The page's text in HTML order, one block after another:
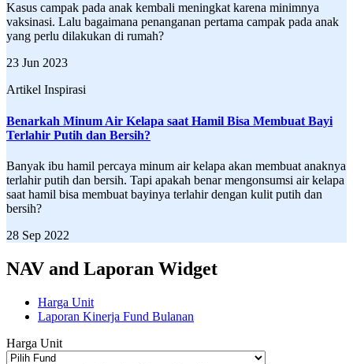
Kasus campak pada anak kembali meningkat karena minimnya
vaksinasi. Lalu bagaimana penanganan pertama campak pada anak
yang perlu dilakukan di rumah?
23 Jun 2023
Artikel Inspirasi
Benarkah Minum Air Kelapa saat Hamil Bisa Membuat Bayi
Terlahir Putih dan Bersih?
Banyak ibu hamil percaya minum air kelapa akan membuat anaknya
terlahir putih dan bersih. Tapi apakah benar mengonsumsi air kelapa
saat hamil bisa membuat bayinya terlahir dengan kulit putih dan
bersih?
28 Sep 2022
NAV and Laporan Widget
Harga Unit
Laporan Kinerja Fund Bulanan
Harga Unit